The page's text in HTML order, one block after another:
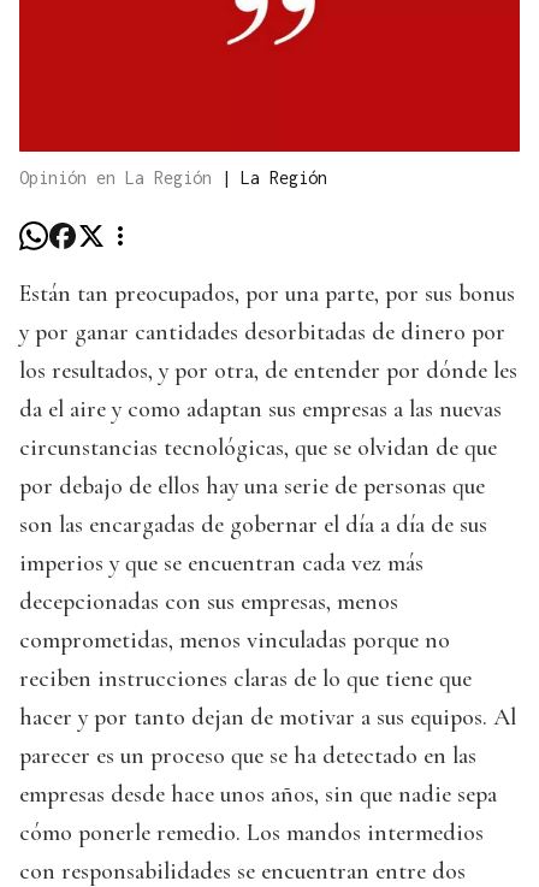
Opinión en La Región | La Región
Están tan preocupados, por una parte, por sus bonus
y por ganar cantidades desorbitadas de dinero por
los resultados, y por otra, de entender por dónde les
da el aire y como adaptan sus empresas a las nuevas
circunstancias tecnológicas, que se olvidan de que
por debajo de ellos hay una serie de personas que
son las encargadas de gobernar el día a día de sus
imperios y que se encuentran cada vez más
decepcionadas con sus empresas, menos
comprometidas, menos vinculadas porque no
reciben instrucciones claras de lo que tiene que
hacer y por tanto dejan de motivar a sus equipos. Al
parecer es un proceso que se ha detectado en las
empresas desde hace unos años, sin que nadie sepa
cómo ponerle remedio. Los mandos intermedios
con responsabilidades se encuentran entre dos